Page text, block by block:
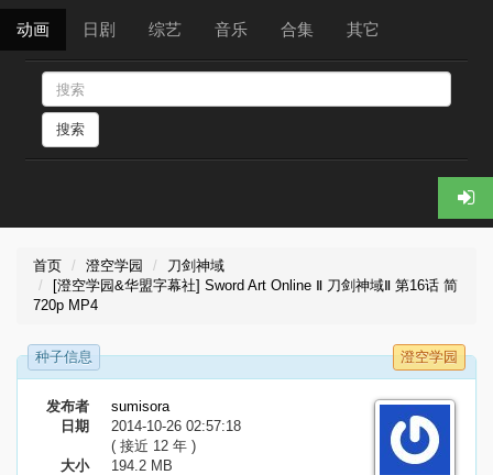
动画 日剧 综艺 音乐 合集 其它
搜索
首页 澄空学园
刀剑神域
[澄空学园&华盟字幕社] Sword Art Online Ⅱ 刀剑神域Ⅱ 第16话 简
720p MP4
种子信息 澄空学园
发布者
sumisora
日期
2014-10-26 02:57:18
( 接近 12 年 )
大小
194.2 MB